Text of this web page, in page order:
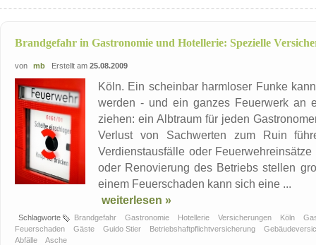
Brandgefahr in Gastronomie und Hotellerie: Spezielle
von mb Erstellt am 25.08.2009
Köln. Ein scheinbar harmloser Funke
werden - und ein ganzes Feuerwerk an
ziehen: ein Albtraum für jeden
Verlust von Sachwerten zum Ruin
Verdienstausfälle oder
oder Renovierung des Betriebs stellen
einem Feuerschaden kann sich eine ...
weiterlesen »
Schlagworte Brandgefahr Gastronomie Hotellerie Versicherungen Köln
Feuerschaden
Gäste Guido Stier Betriebshaftpflichtversicherung
Abfälle
Asche